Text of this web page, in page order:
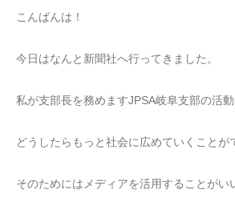
こんばんは！
今日はなんと新聞社へ行ってきました。
私が支部長を務めますJPSA岐阜支部の活
どうしたらもっと社会に広めていくことが
そのためにはメディアを活用することがい